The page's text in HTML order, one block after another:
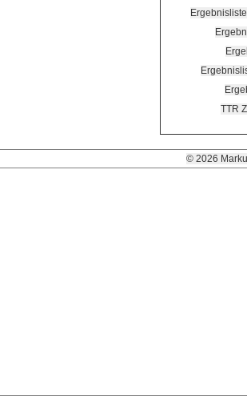
TTR
© 2026